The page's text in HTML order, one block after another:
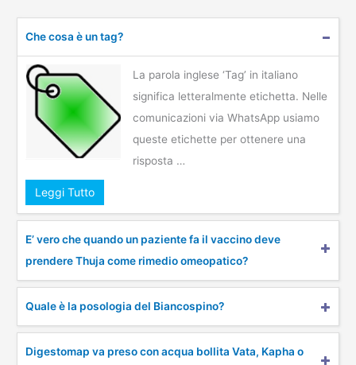
Che cosa è un tag?
La parola inglese ‘Tag’ in italiano
significa letteralmente etichetta. Nelle
comunicazioni via WhatsApp usiamo
queste etichette per ottenere una
risposta …
Leggi Tutto
E’ vero che quando un paziente fa il vaccino deve
prendere Thuja come rimedio omeopatico?
Quale è la posologia del Biancospino?
Digestomap va preso con acqua bollita Vata, Kapha o